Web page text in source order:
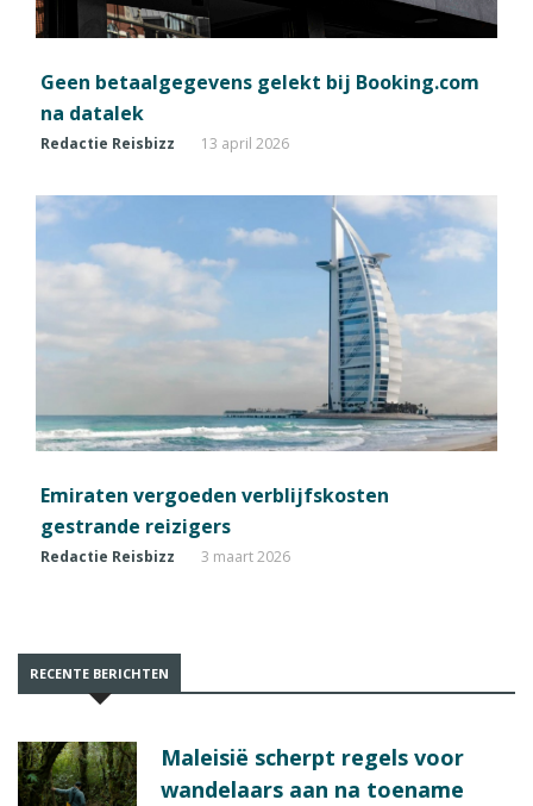
Geen betaalgegevens gelekt bij Booking.com
na datalek
Redactie Reisbizz 13 april 2026
Emiraten vergoeden verblijfskosten
gestrande reizigers
Redactie Reisbizz 3 maart 2026
RECENTE BERICHTEN
Maleisië scherpt regels voor
wandelaars aan na toename